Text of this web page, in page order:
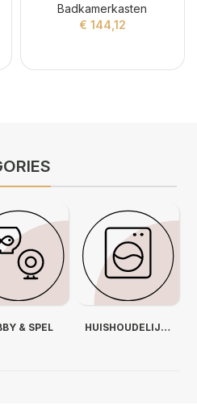
Badkamerkasten
€ 144,12
& SPEL HUISHOUDELIJKE APPARATEN